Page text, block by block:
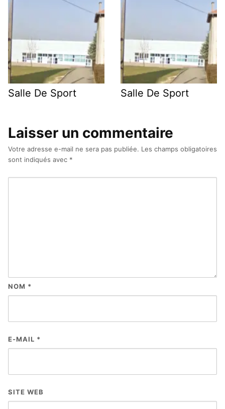
Salle De Sport Salle De Sport
Laisser un commentaire
Votre adresse e-mail ne sera pas publiée. Les champs obligatoires
sont indiqués avec *
NOM *
E-MAIL *
SITE WEB